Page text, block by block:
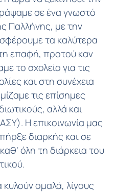
σε ένα γνωστό
Παλλήνης, με την
τα καλύτερα
επαφή, προτού καν
το σχολείο για τις
και στη συνέχεια
τις επίσημες
αλλά και
Η επικοινωνία μας
διαρκής και σε
όλη τη διάρκεια του
κυλούν ομαλά, λίγους